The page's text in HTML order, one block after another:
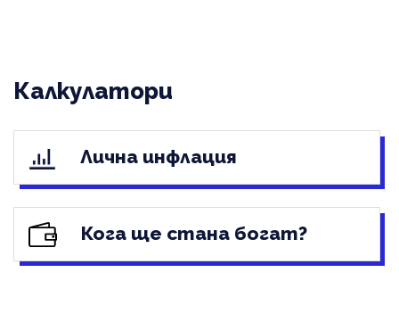
Калкулатори
Лична инфлация
Кога ще стана богат?